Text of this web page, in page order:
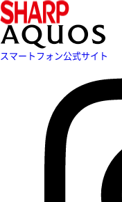
スマートフォン公式サイト